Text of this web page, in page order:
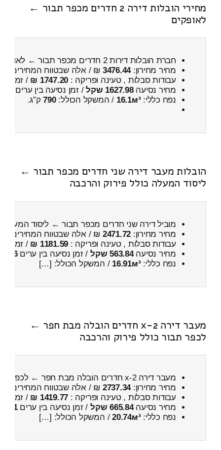
מחירי הובלות דירה 2 חדרים מכפר תבור ←
לאופקים
חברת הובלות דירות 2 חדרים מכפר תבור ← לאופקים
מחיר מחירון:3476.44 ₪ / אלה שבטווח המחירים
עבודות סבלות , טעינה ופריקה : 1747.20 ₪ / זמן :
מחיר נסיעה1627.98 שקל / זמן נסיעה בין ערים
נפח כללי:16.1м³ / המשקל הכולל:790ק”ג.
הובלות מעבר דירה שני חדרים מכפר תבור ←
ליסוד המעלה כולל פירוק והרכבה
מוביל דירה שני חדרים מכפר תבור ← ליסוד המעלה
מחיר מחירון: 2471.72 ₪ / אלה שבטווח המחירים
עבודות סבלות , טעינה ופריקה : 1181.59 ₪ / זמן :
מחיר נסיעה563.84 שקל / זמן נסיעה בין ערים46 דקות
נפח כללי:16.91м³ / המשקל הכולל: […]
מעבר דירה 2-x חדרים הובלה מבת חפר ←
לכפר תבור כולל פירוק והרכבה
מעבר דירה 2-x חדרים הובלה מבת חפר ← לכפר תבור
מחיר מחירון:2737.34 ₪ / אלה שבטווח המחירים
עבודות סבלות , טעינה ופריקה : 1419.77 ₪ / זמן :
מחיר נסיעה665.84 שקל / זמן נסיעה בין ערים1 שעות , 4 דקות
נפח כללי:20.74м³/ המשקל הכולל: […]